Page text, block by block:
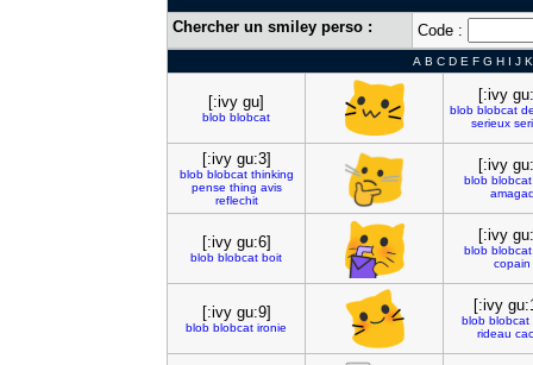
Chercher un smiley perso : Code :
A B C D E F G H I J K
[:ivy gu]
blob blobcat
[:ivy
blob blobcat
serieux
[:ivy gu:3]
blob blobcat thinking
pense thing avis
reflechit
[:ivy
blob blobcat
[:ivy gu:6]
blob blobcat boit
[:ivy
blob blobcat
copain
[:ivy gu:9]
blob blobcat ironie
[:ivy
blob blobcat
rideau